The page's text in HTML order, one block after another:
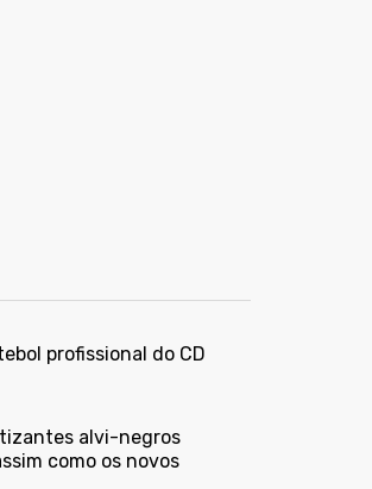
profissional do CD
alvi-negros
como os novos